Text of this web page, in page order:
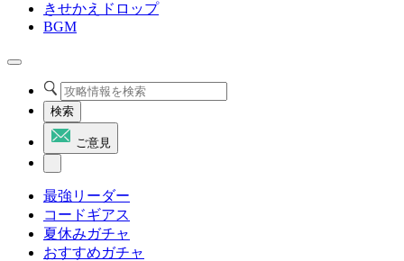
きせかえドロップ
BGM
検索
ご意見
最強リーダー
コードギアス
夏休みガチャ
おすすめガチャ